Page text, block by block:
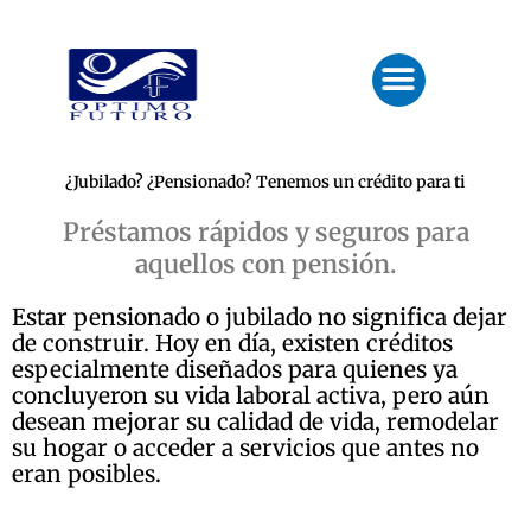
Menu
¿Jubilado? ¿Pensionado? Tenemos un crédito para ti
Préstamos rápidos y seguros para
aquellos con pensión.
Estar pensionado o jubilado no significa dejar
de construir. Hoy en día, existen créditos
especialmente diseñados para quienes ya
concluyeron su vida laboral activa, pero aún
desean mejorar su calidad de vida, remodelar
su hogar o acceder a servicios que antes no
eran posibles.